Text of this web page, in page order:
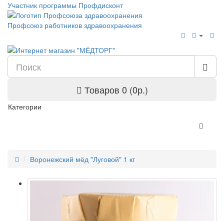
Участник программы Профдисконт
Профсоюз работников здравоохранения
Товаров 0 (0р.)
Категории
Воронежский мёд "Луговой" 1 кг